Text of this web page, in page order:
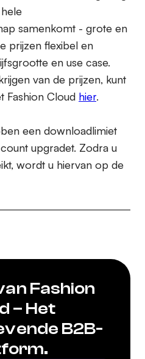
samenkomt - grote en
prijzen flexibel en
en use case.
van de prijzen, kunt
Fashion Cloud hier.
een downloadlimiet
upgradet. Zodra u
wordt u hiervan op de
Fashion
– Het
B2B-